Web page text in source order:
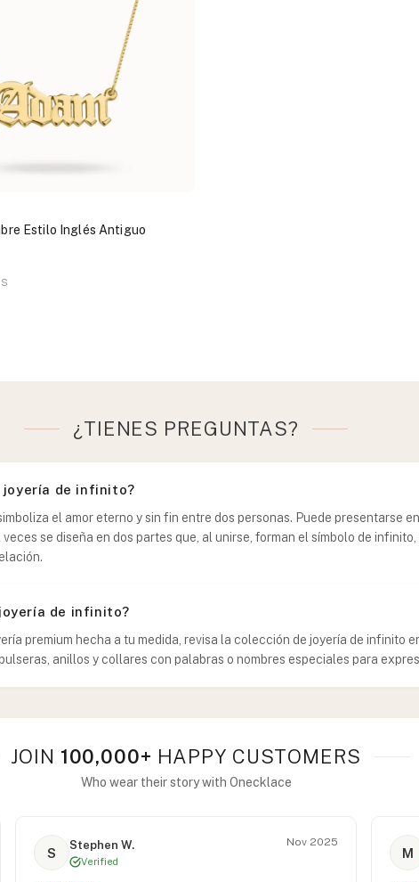
Estilo Inglés Antiguo
¿TIENES PREGUNTAS?
de infinito?
el amor eterno y sin fin entre dos personas. Puede presentarse
se diseña en dos partes que, al unirse, forman el símbolo de
de infinito?
premium hecha a tu medida, revisa la colección de joyería de infinito
anillos y collares con palabras o nombres especiales para
JOIN 100,000+ HAPPY CUSTOMERS
Who wear their story with Onecklace
S
Stephen W.
Verified
Nov 2025
M